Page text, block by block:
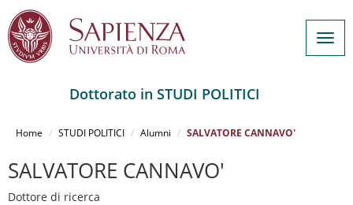
principale
Dottorato in STUDI POLITICI
Home STUDI POLITICI Alumni SALVATORE CANNAVO'
SALVATORE CANNAVO'
Dottore di ricerca